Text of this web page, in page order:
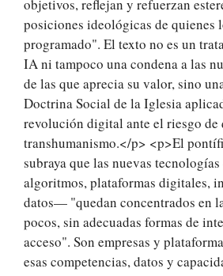
objetivos, reflejan y refuerzan
posiciones ideológicas de quienes
programado". El texto no es un
IA ni tampoco una condena a las
de las que aprecia su valor, sino
Doctrina Social de la Iglesia
revolución digital ante el riesgo de
transhumanismo.</p> <p>El
subraya que las nuevas
algoritmos, plataformas digitales,
datos— "quedan concentrados en
pocos, sin adecuadas formas de
acceso". Son empresas y
esas competencias, datos y